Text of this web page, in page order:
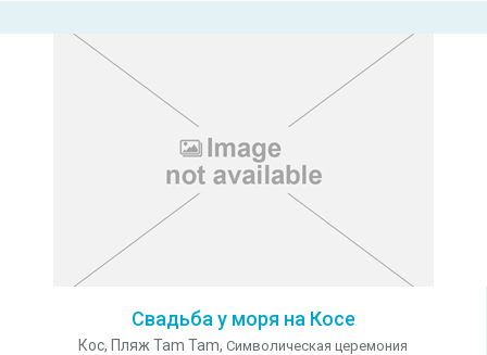
Свадьба у моря на Косе
Кос, Пляж Tam Tam, Символическая церемония